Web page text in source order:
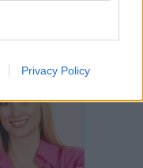
Privacy Policy